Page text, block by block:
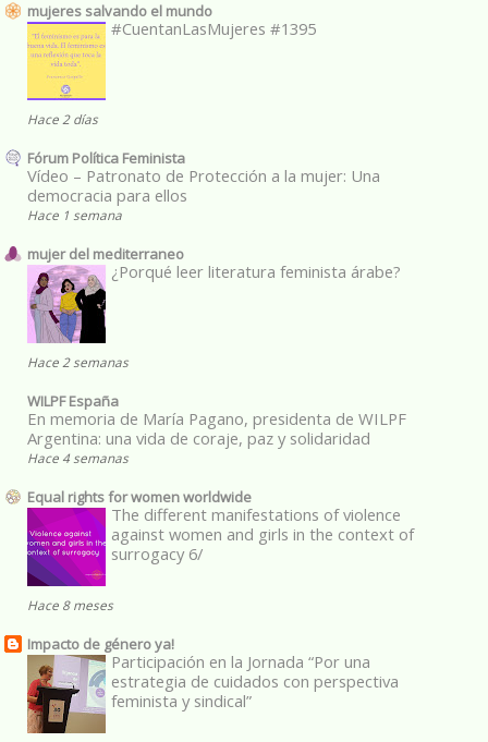
mujeres salvando el mundo
#CuentanLasMujeres #1395
Hace 2 días
Fórum Política Feminista
Vídeo – Patronato de Protección a la mujer: Una
democracia para ellos
Hace 1 semana
mujer del mediterraneo
¿Porqué leer literatura feminista árabe?
Hace 2 semanas
WILPF España
En memoria de María Pagano, presidenta de WILPF
Argentina: una vida de coraje, paz y solidaridad
Hace 4 semanas
Equal rights for women worldwide
The different manifestations of violence
against women and girls in the context of
surrogacy 6/
Hace 8 meses
Impacto de género ya!
Participación en la Jornada “Por una
estrategia de cuidados con perspectiva
feminista y sindical”